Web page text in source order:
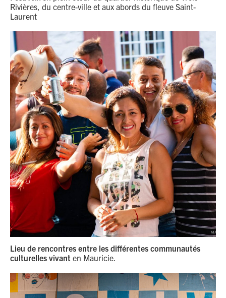
Rivières, du centre-ville et aux abords du fleuve Saint-
Laurent
Lieu de rencontres entre les différentes communautés
culturelles vivant en Mauricie.